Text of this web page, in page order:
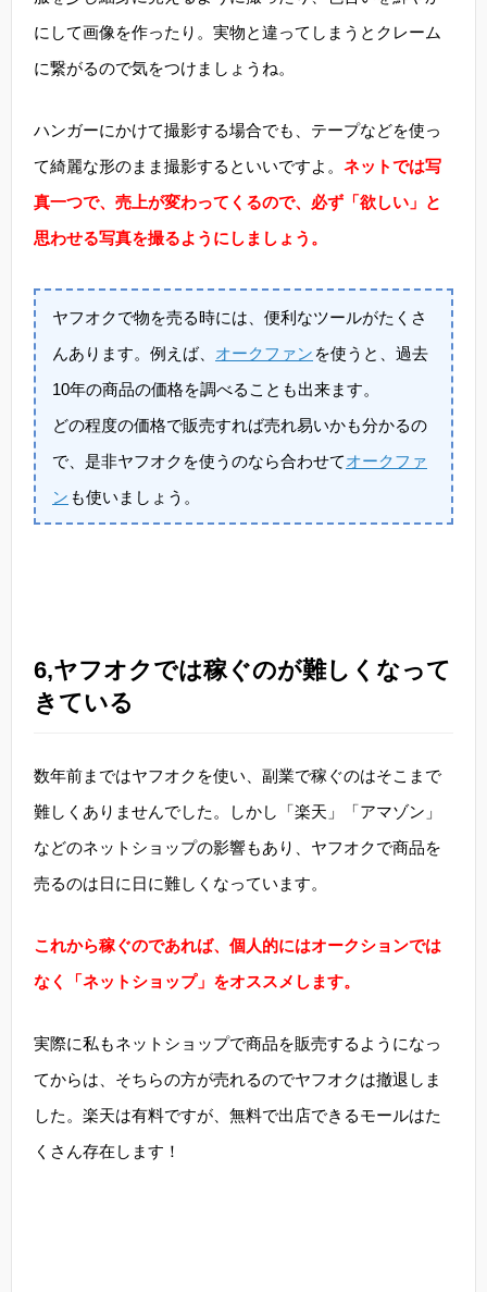
にして画像を作ったり。実物と違ってしまうとクレーム
に繋がるので気をつけましょうね。
ハンガーにかけて撮影する場合でも、テープなどを使っ
て綺麗な形のまま撮影するといいですよ。 ネットでは写
真一つで、売上が変わってくるので、必ず「欲しい」と
思わせる写真を撮るようにしましょう。
ヤフオクで物を売る時には、便利なツールがたくさ
んあります。例えば、 オークファン を使うと、過去
10年の商品の価格を調べることも出来ます。
どの程度の価格で販売すれば売れ易いかも分かるの
で、是非ヤフオクを使うのなら合わせてオークファ
ン も使いましょう。
6,ヤフオクでは稼ぐのが難しくなって
きている
数年前まではヤフオクを使い、副業で稼ぐのはそこまで
難しくありませんでした。しかし「楽天」「アマゾン」
などのネットショップの影響もあり、ヤフオクで商品を
売るのは日に日に難しくなっています。
これから稼ぐのであれば、個人的にはオークションでは
なく「ネットショップ」をオススメします。
実際に私もネットショップで商品を販売するようになっ
てからは、そちらの方が売れるのでヤフオクは撤退しま
した。楽天は有料ですが、無料で出店できるモールはた
くさん存在します！